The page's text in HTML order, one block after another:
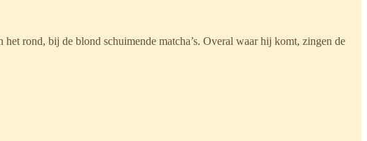
rond, bij de blond schuimende matcha’s. Overal waar hij komt, zingen de